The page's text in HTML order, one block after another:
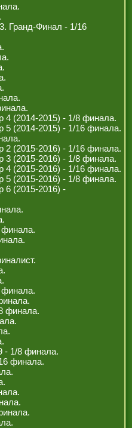
Гранд-Финал - 1/16
4 (2014-2015) - 1/8 финала.
5 (2014-2015) - 1/16 финала.
2 (2015-2016) - 1/16 финала.
3 (2015-2016) - 1/8 финала.
4 (2015-2016) - 1/16 финала.
5 (2015-2016) - 1/8 финала.
6 (2015-2016) -
финала.
финала.
финала.
- 1/8 финала.
финала.